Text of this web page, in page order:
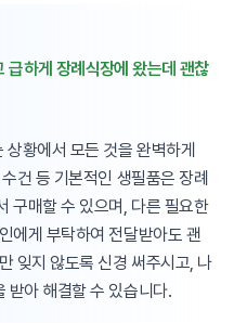
급하게 장례식장에 왔는데 괜찮
황에서 모든 것을 완벽하게
건 등 기본적인 생필품은 장례
구매할 수 있으며, 다른 필요한
에게 부탁하여 전달받아도 괜
잊지 않도록 신경 써주시고, 나
받아 해결할 수 있습니다.